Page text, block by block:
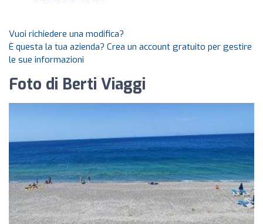
Vuoi richiedere una modifica?
È questa la tua azienda? Crea un account gratuito per gestire
le sue informazioni
Foto di Berti Viaggi